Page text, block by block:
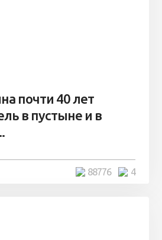
почти 40 лет
в пустыне и в
4
88776